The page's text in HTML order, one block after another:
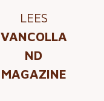
LEES
VANCOLLA
ND
MAGAZINE